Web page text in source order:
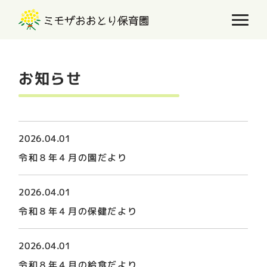
お知らせ
2026.04.01
令和８年４月の園だより
2026.04.01
令和８年４月の保健だより
2026.04.01